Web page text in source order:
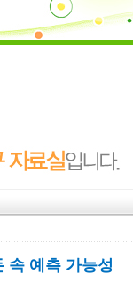
속 예측 가능성